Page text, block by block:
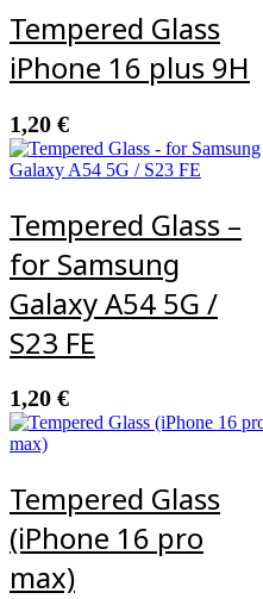
Tempered Glass
iPhone 16 plus 9H
1,20 €
Tempered Glass –
for Samsung
Galaxy A54 5G /
S23 FE
1,20 €
Tempered Glass
(iPhone 16 pro
max)